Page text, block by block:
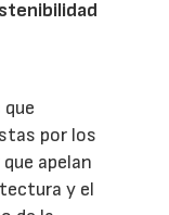
por los
apelan
y el